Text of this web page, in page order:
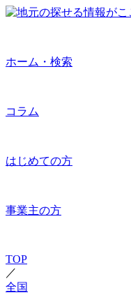
ホーム・検索
コラム
はじめての方
事業主の方
TOP
／
全国